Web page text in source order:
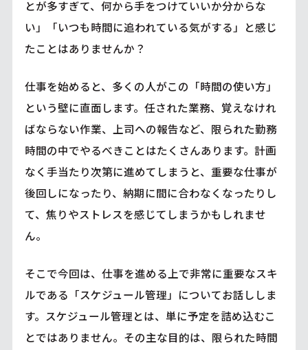
とが多すぎて、何から手をつけていいか分からな
い」「いつも時間に追われている気がする」と感じ
たことはありませんか？
仕事を始めると、多くの人がこの「時間の使い方」
という壁に直面します。任された業務、覚えなけれ
ばならない作業、上司への報告など、限られた勤務
時間の中でやるべきことはたくさんあります。計画
なく手当たり次第に進めてしまうと、重要な仕事が
後回しになったり、納期に間に合わなくなったりし
て、焦りやストレスを感じてしまうかもしれませ
ん。
そこで今回は、仕事を進める上で非常に重要なスキ
ルである「スケジュール管理」についてお話ししま
す。スケジュール管理とは、単に予定を詰め込むこ
とではありません。その主な目的は、限られた時間